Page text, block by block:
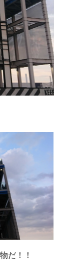
だ！！